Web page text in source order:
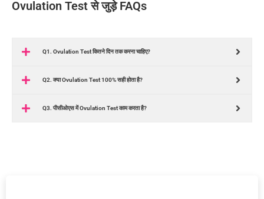
Ovulation Test से जुड़े FAQs
Q1. Ovulation Test कितने दिन तक करना चाहिए?
Q2. क्या Ovulation Test 100% सही होता है?
Q3. पीसीओएस में Ovulation Test काम करता है?